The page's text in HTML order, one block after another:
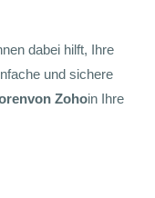
dabei hilft, Ihre
und sichere
von Zohoin Ihre